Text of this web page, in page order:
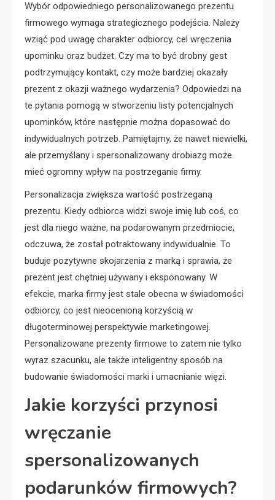
Wybór odpowiedniego personalizowanego prezentu
firmowego wymaga strategicznego podejścia. Należy
wziąć pod uwagę charakter odbiorcy, cel wręczenia
upominku oraz budżet. Czy ma to być drobny gest
podtrzymujący kontakt, czy może bardziej okazały
prezent z okazji ważnego wydarzenia? Odpowiedzi na
te pytania pomogą w stworzeniu listy potencjalnych
upominków, które następnie można dopasować do
indywidualnych potrzeb. Pamiętajmy, że nawet niewielki,
ale przemyślany i spersonalizowany drobiazg może
mieć ogromny wpływ na postrzeganie firmy.
Personalizacja zwiększa wartość postrzeganą
prezentu. Kiedy odbiorca widzi swoje imię lub coś, co
jest dla niego ważne, na podarowanym przedmiocie,
odczuwa, że został potraktowany indywidualnie. To
buduje pozytywne skojarzenia z marką i sprawia, że
prezent jest chętniej używany i eksponowany. W
efekcie, marka firmy jest stale obecna w świadomości
odbiorcy, co jest nieocenioną korzyścią w
długoterminowej perspektywie marketingowej.
Personalizowane prezenty firmowe to zatem nie tylko
wyraz szacunku, ale także inteligentny sposób na
budowanie świadomości marki i umacnianie więzi.
Jakie korzyści przynosi
wręczanie
spersonalizowanych
podarunków firmowych?